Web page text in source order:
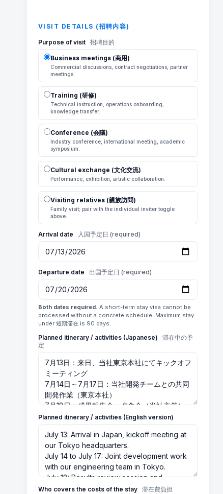
VISIT DETAILS (招聘内容)
Purpose of visit 招聘目的
Business meetings (商用)
Commercial discussions, contract negotiations, partner
meetings.
Training (研修)
Technical instruction, operations onboarding,
knowledge transfer.
Conference (会議)
Industry conference, international meeting, academic
symposium.
Cultural exchange (文化交流)
Performance, exhibition, artistic collaboration.
Visiting relatives (親族訪問)
Family visit; pair with the individual inviter toggle
above.
Arrival date 入国予定日 (required)
Departure date 出国予定日 (required)
Both dates required. A short-term stay visa cannot be
processed without a concrete schedule. Maximum stay
under 短期滞在 is 90 days.
Planned itinerary / activities (Japanese)
滞在中の予
定
Planned itinerary / activities (English version)
Who covers the costs of the stay 滞在費負担